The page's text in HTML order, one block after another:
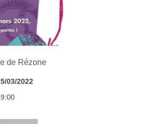
de Rézone
03/2022